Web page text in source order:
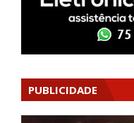
PUBLICIDADE